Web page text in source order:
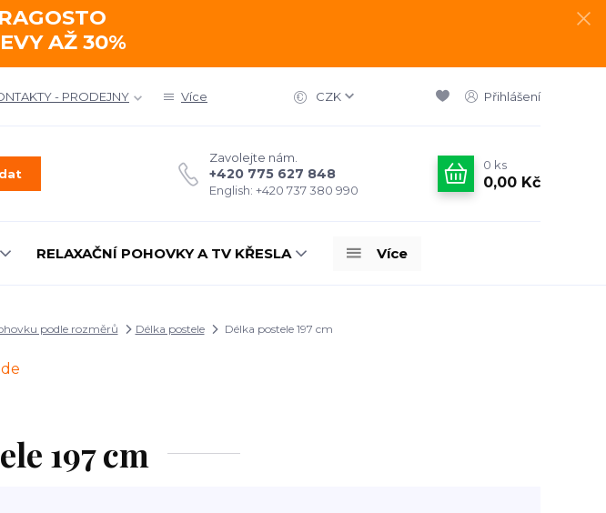
AŽ 30%
- PRODEJNY Více CZK Přihlášení
Zavolejte nám.
+420 775 627 848
English: +420 737 380 990
0 ks
0,00 Kč
RELAXAČNÍ POHOVKY A TV KŘESLA Více
podle rozměrů Délka postele Délka postele 197 cm
197 cm